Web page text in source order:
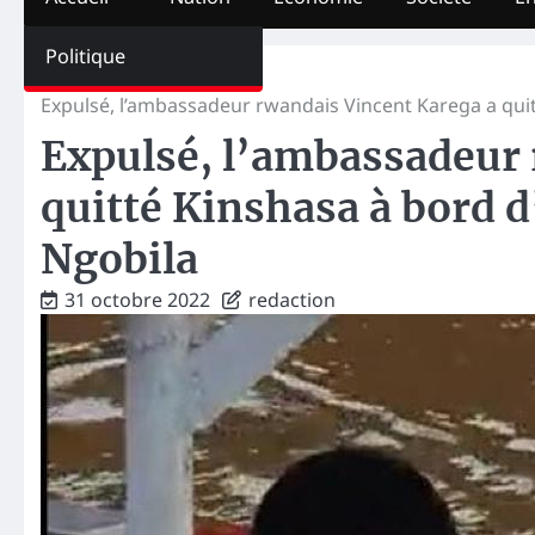
Politique
Expulsé, l’ambassadeur rwandais Vincent Karega a
Expulsé,
quitté Kinshasa à bord
Ngobila
31 octobre 2022 redaction